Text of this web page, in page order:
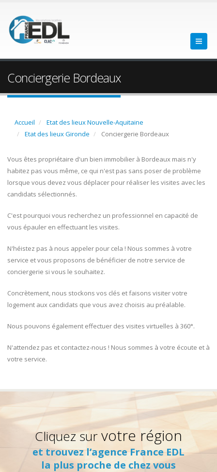
Conciergerie Bordeaux
Accueil
Etat des lieux Nouvelle-Aquitaine
Etat des lieux Gironde
Conciergerie Bordeaux
Vous êtes propriétaire d'un bien immobilier à Bordeaux mais n'y
habitez pas vous même, ce qui n'est pas sans poser de problème
lorsque vous devez vous déplacer pour réaliser les visites avec les
candidats sélectionnés.
C'est pourquoi vous recherchez un professionnel en capacité de
vous épauler en effectuant les visites.
N'héistez pas à nous appeler pour cela ! Nous sommes à votre
service et vous proposons de bénéficier de notre service de
conciergerie si vous le souhaitez.
Concrètement, nous stockons vos clés et faisons visiter votre
logement aux candidats que vous avez choisis au préalable.
Nous pouvons également effectuer des visites virtuelles à 360°.
N'attendez pas et contactez-nous ! Nous sommes à votre écoute et à
votre service.
Cliquez survotre région
et trouvez l’agence France EDL
la plus proche de chez vous